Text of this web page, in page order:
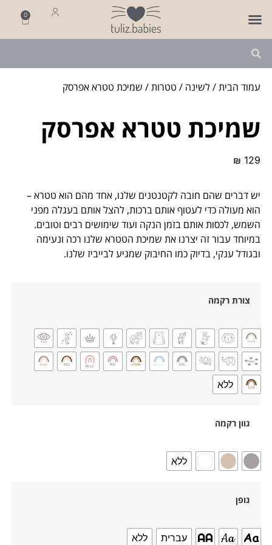
0
עמוד הבית/לשינה / טטרות/ שמיכת טטרא אפרסק
שמיכת טטרא אפרסק
₪ 129
יש דברים שהם חובה לקטנטנים שלנו, אחד מהם הוא טטרא –
הוא מעולה כדי לעטוף אותם ברכות, להצל אותם בעגלה מפני
השמש, לכסות אותם בזמן הנקה ועוד שימושים רבים וטובים.
במיוחד עבור זה יצרנו את שמיכת הטטרא שלנו רכה ונעימה
ובגודל ענקי, בדיוק כמו החיבוק שמגיע לבייביז שלנו.
צורת רקמה
ללא
גוון רקמה
ללא
גופן
עברית ללא